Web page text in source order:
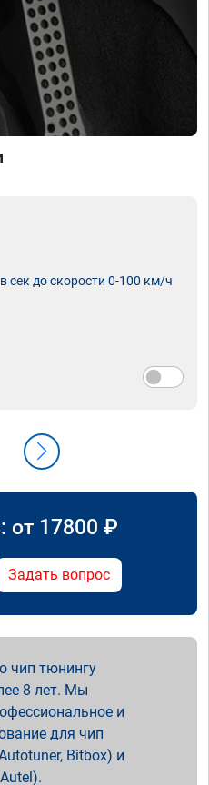
сек до скорости 0-100 км/ч
от 17800 ₽
Задать вопрос
чип тюнингу
8 лет. Мы
и
для чип
Bitbox) и